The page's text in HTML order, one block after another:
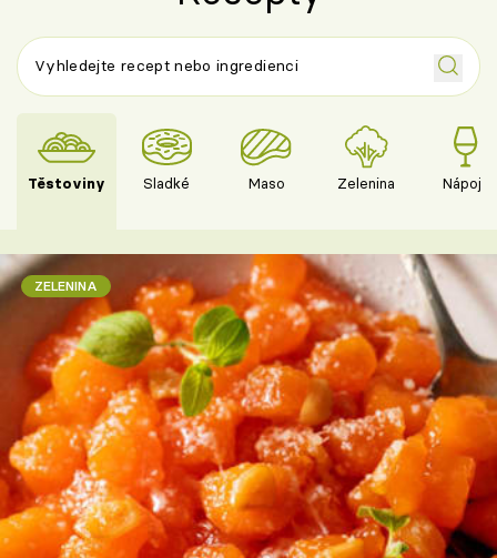
Těstoviny Sladké Maso Zelenina Nápoje
ZELENINA